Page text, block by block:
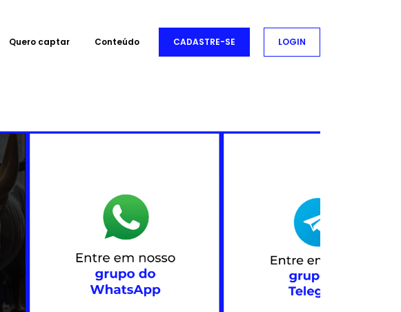
Quero captar Conteúdo CADASTRE-SE LOGIN